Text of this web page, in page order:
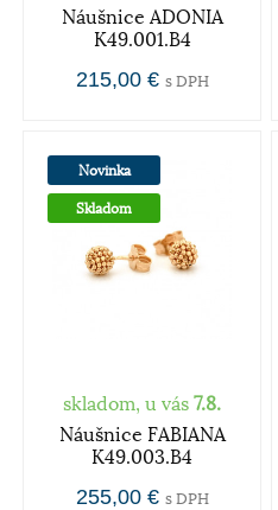
Náušnice ADONIA
K49.001.B4
215,00 € s DPH
Novinka
Skladom
skladom, u vás 7.8.
Náušnice FABIANA
K49.003.B4
255,00 € s DPH